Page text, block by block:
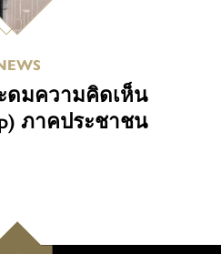
ดมความคิดเห็น
ภาคประชาชน